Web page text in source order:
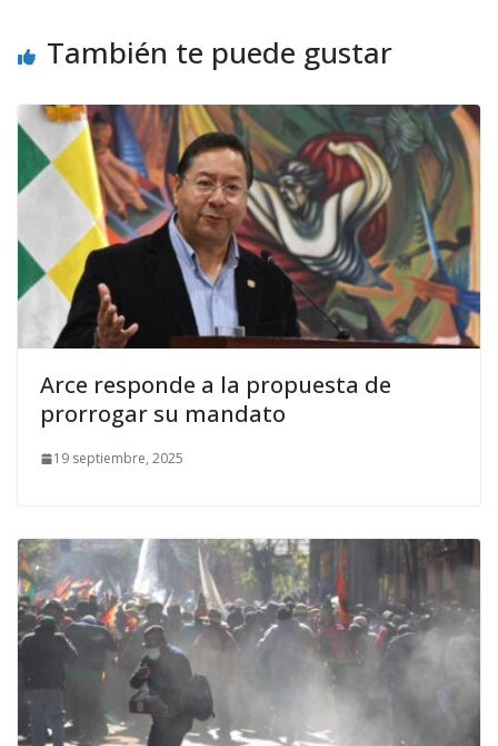
También te puede gustar
Arce responde a la propuesta de
prorrogar su mandato
19 septiembre, 2025